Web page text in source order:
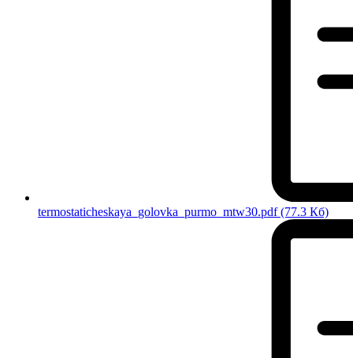
termostaticheskaya_golovka_purmo_mtw30.pdf(77.3 Кб)